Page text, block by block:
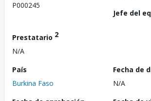
P000245
Jefe del
Prestatario 2
N/A
País
Burkina Faso
Fecha de
N/A